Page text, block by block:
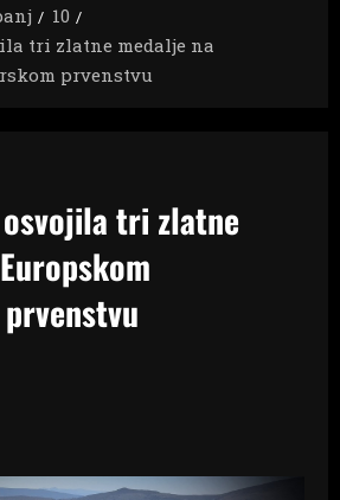
10
tri zlatne medalje na
prvenstvu
tri zlatne